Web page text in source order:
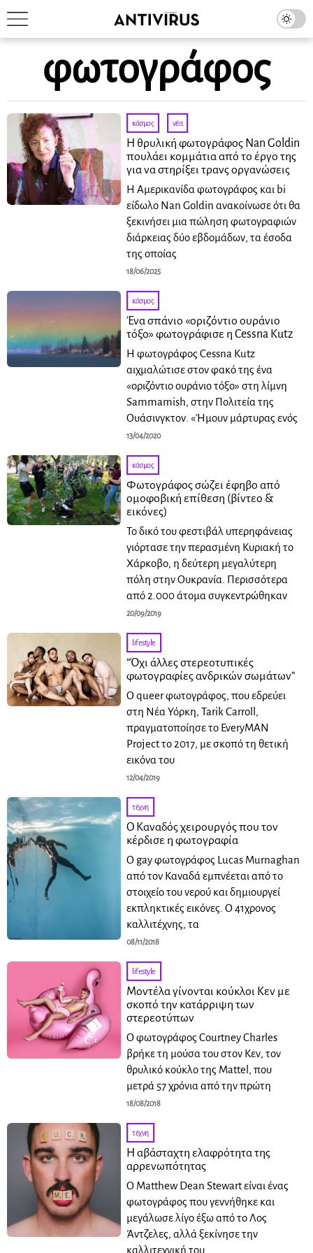
φωτογράφος
κόσμος · νέα
Η θρυλική φωτογράφος Nan Goldin
πουλάει κομμάτια από το έργο της
για να στηρίξει τρανς οργανώσεις
Η Αμερικανίδα φωτογράφος και bi
είδωλο Nan Goldin ανακοίνωσε ότι θα
ξεκινήσει μια πώληση φωτογραφιών
διάρκειας δύο εβδομάδων, τα έσοδα
της οποίας
18/06/2025
κόσμος
Ένα σπάνιο «οριζόντιο ουράνιο
τόξο» φωτογράφισε η Cessna Kutz
Η φωτογράφος Cessna Kutz
αιχμαλώτισε στον φακό της ένα
«οριζόντιο ουράνιο τόξο» στη λίμνη
Sammamish, στην Πολιτεία της
Ουάσινγκτον. «Ήμουν μάρτυρας ενός
13/04/2020
κόσμος
Φωτογράφος σώζει έφηβο από
ομοφοβική επίθεση (βίντεο &
εικόνες)
Το δικό του φεστιβάλ υπερηφάνειας
γιόρτασε την περασμένη Κυριακή το
Χάρκοβο, η δεύτερη μεγαλύτερη
πόλη στην Ουκρανία. Περισσότερα
από 2.000 άτομα συγκεντρώθηκαν
20/09/2019
lifestyle
“Όχι άλλες στερεοτυπικές
φωτογραφίες ανδρικών σωμάτων”
Ο queer φωτογράφος, που εδρεύει
στη Νέα Υόρκη, Tarik Carroll,
πραγματοποίησε το EveryMAN
Project το 2017, με σκοπό τη θετική
εικόνα του
12/04/2019
τέχνη
Ο Καναδός χειρουργός που τον
κέρδισε η φωτογραφία
Ο gay φωτογράφος Lucas Murnaghan
από τον Καναδά εμπνέεται από το
στοιχείο του νερού και δημιουργεί
εκπληκτικές εικόνες. Ο 41χρονος
καλλιτέχνης, τα
08/11/2018
lifestyle
Μοντέλα γίνονται κούκλοι Κεν με
σκοπό την κατάρριψη των
στερεοτύπων
Ο φωτογράφος Courtney Charles
βρήκε τη μούσα του στον Κεν, τον
θρυλικό κούκλο της Mattel, που
μετρά 57 χρόνια από την πρώτη
18/08/2018
τέχνη
H αβάσταχτη ελαφρότητα της
αρρενωπότητας
O Matthew Dean Stewart είναι ένας
φωτογράφος που γεννήθηκε και
μεγάλωσε λίγο έξω από το Λος
Άντζελες, αλλά ξεκίνησε την
καλλιτεχνική του